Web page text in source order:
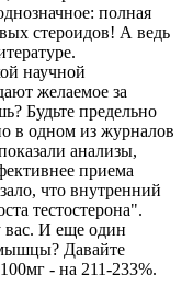
полная
стероидов! А ведь
научной
желаемое за
Будьте предельно
в одном из журналов
анализы,
приема
что внутренний
тестостерона".
вас. И еще один
мышцы? Давайте
- на 211-233%.